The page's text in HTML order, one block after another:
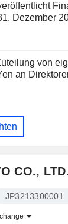
Dezember
von
an
CO.,
JP3213300001